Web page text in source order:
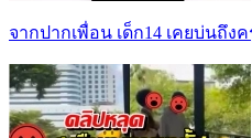
จากปากเพื่อน เด็ก14 เคยบ่นถึง